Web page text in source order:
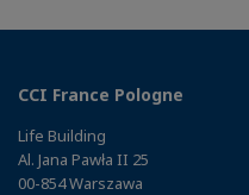
CCI France Pologne
Life Building
Al. Jana Pawła II 25
00-854 Warszawa